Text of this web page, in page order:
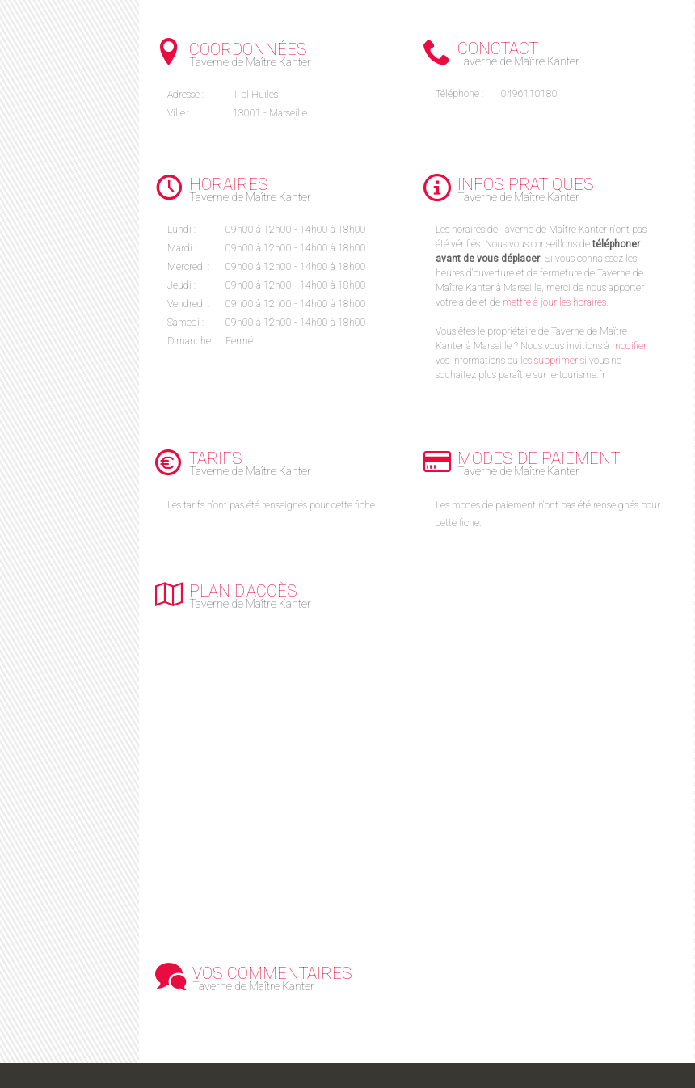
COORDONNÉES
Taverne de Maître Kanter
Adresse :
1 pl Huiles
Ville :
13001 - Marseille
CONCTACT
Taverne de Maître Kanter
Téléphone : 0496110180
HORAIRES
Taverne de Maître Kanter
Lundi :
09h00 à 12h00 - 14h00 à 18h00
Mardi :
09h00 à 12h00 - 14h00 à 18h00
Mercredi :
09h00 à 12h00 - 14h00 à 18h00
Jeudi :
09h00 à 12h00 - 14h00 à 18h00
Vendredi :
09h00 à 12h00 - 14h00 à 18h00
Samedi :
09h00 à 12h00 - 14h00 à 18h00
Dimanche :
Fermé
INFOS PRATIQUES
Taverne de Maître Kanter
Les horaires de Taverne de Maître Kanter n'ont pas
été vérifiés. Nous vous conseillons detéléphoner
avant de vous déplacer. Si vous connaissez les
heures d'ouverture et de fermeture de Taverne de
Maître Kanter à Marseille, merci de nous apporter
votre aide et de mettre à jour les horaires.
Vous êtes le propriétaire de Taverne de Maître
Kanter à Marseille ? Nous vous invitions à modifier
vos informations ou les supprimer si vous ne
souhaitez plus paraître sur le-tourisme.fr
TARIFS
Taverne de Maître Kanter
Les tarifs n'ont pas été renseignés pour cette fiche.
MODES DE PAIEMENT
Taverne de Maître Kanter
Les modes de paiement n'ont pas été renseignés pour
cette fiche.
PLAN D'ACCÈS
Taverne de Maître Kanter
VOS COMMENTAIRES
Taverne de Maître Kanter